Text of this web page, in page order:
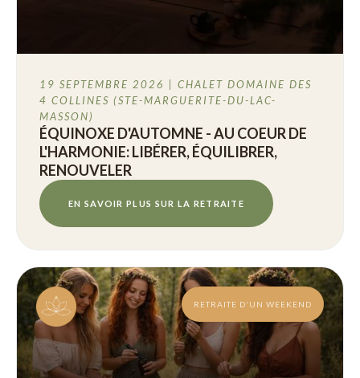
19 SEPTEMBRE 2026 | CHALET DOMAINE DES
4 COLLINES (STE-MARGUERITE-DU-LAC-
MASSON)
ÉQUINOXE D'AUTOMNE - AU COEUR DE
L'HARMONIE: LIBÉRER, ÉQUILIBRER,
RENOUVELER
EN SAVOIR PLUS SUR LA RETRAITE
RETRAITE D'UN WEEKEND